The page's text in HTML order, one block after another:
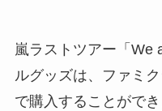
嵐ラストツアー「We
ルグッズは、ファミ
で購入することができ